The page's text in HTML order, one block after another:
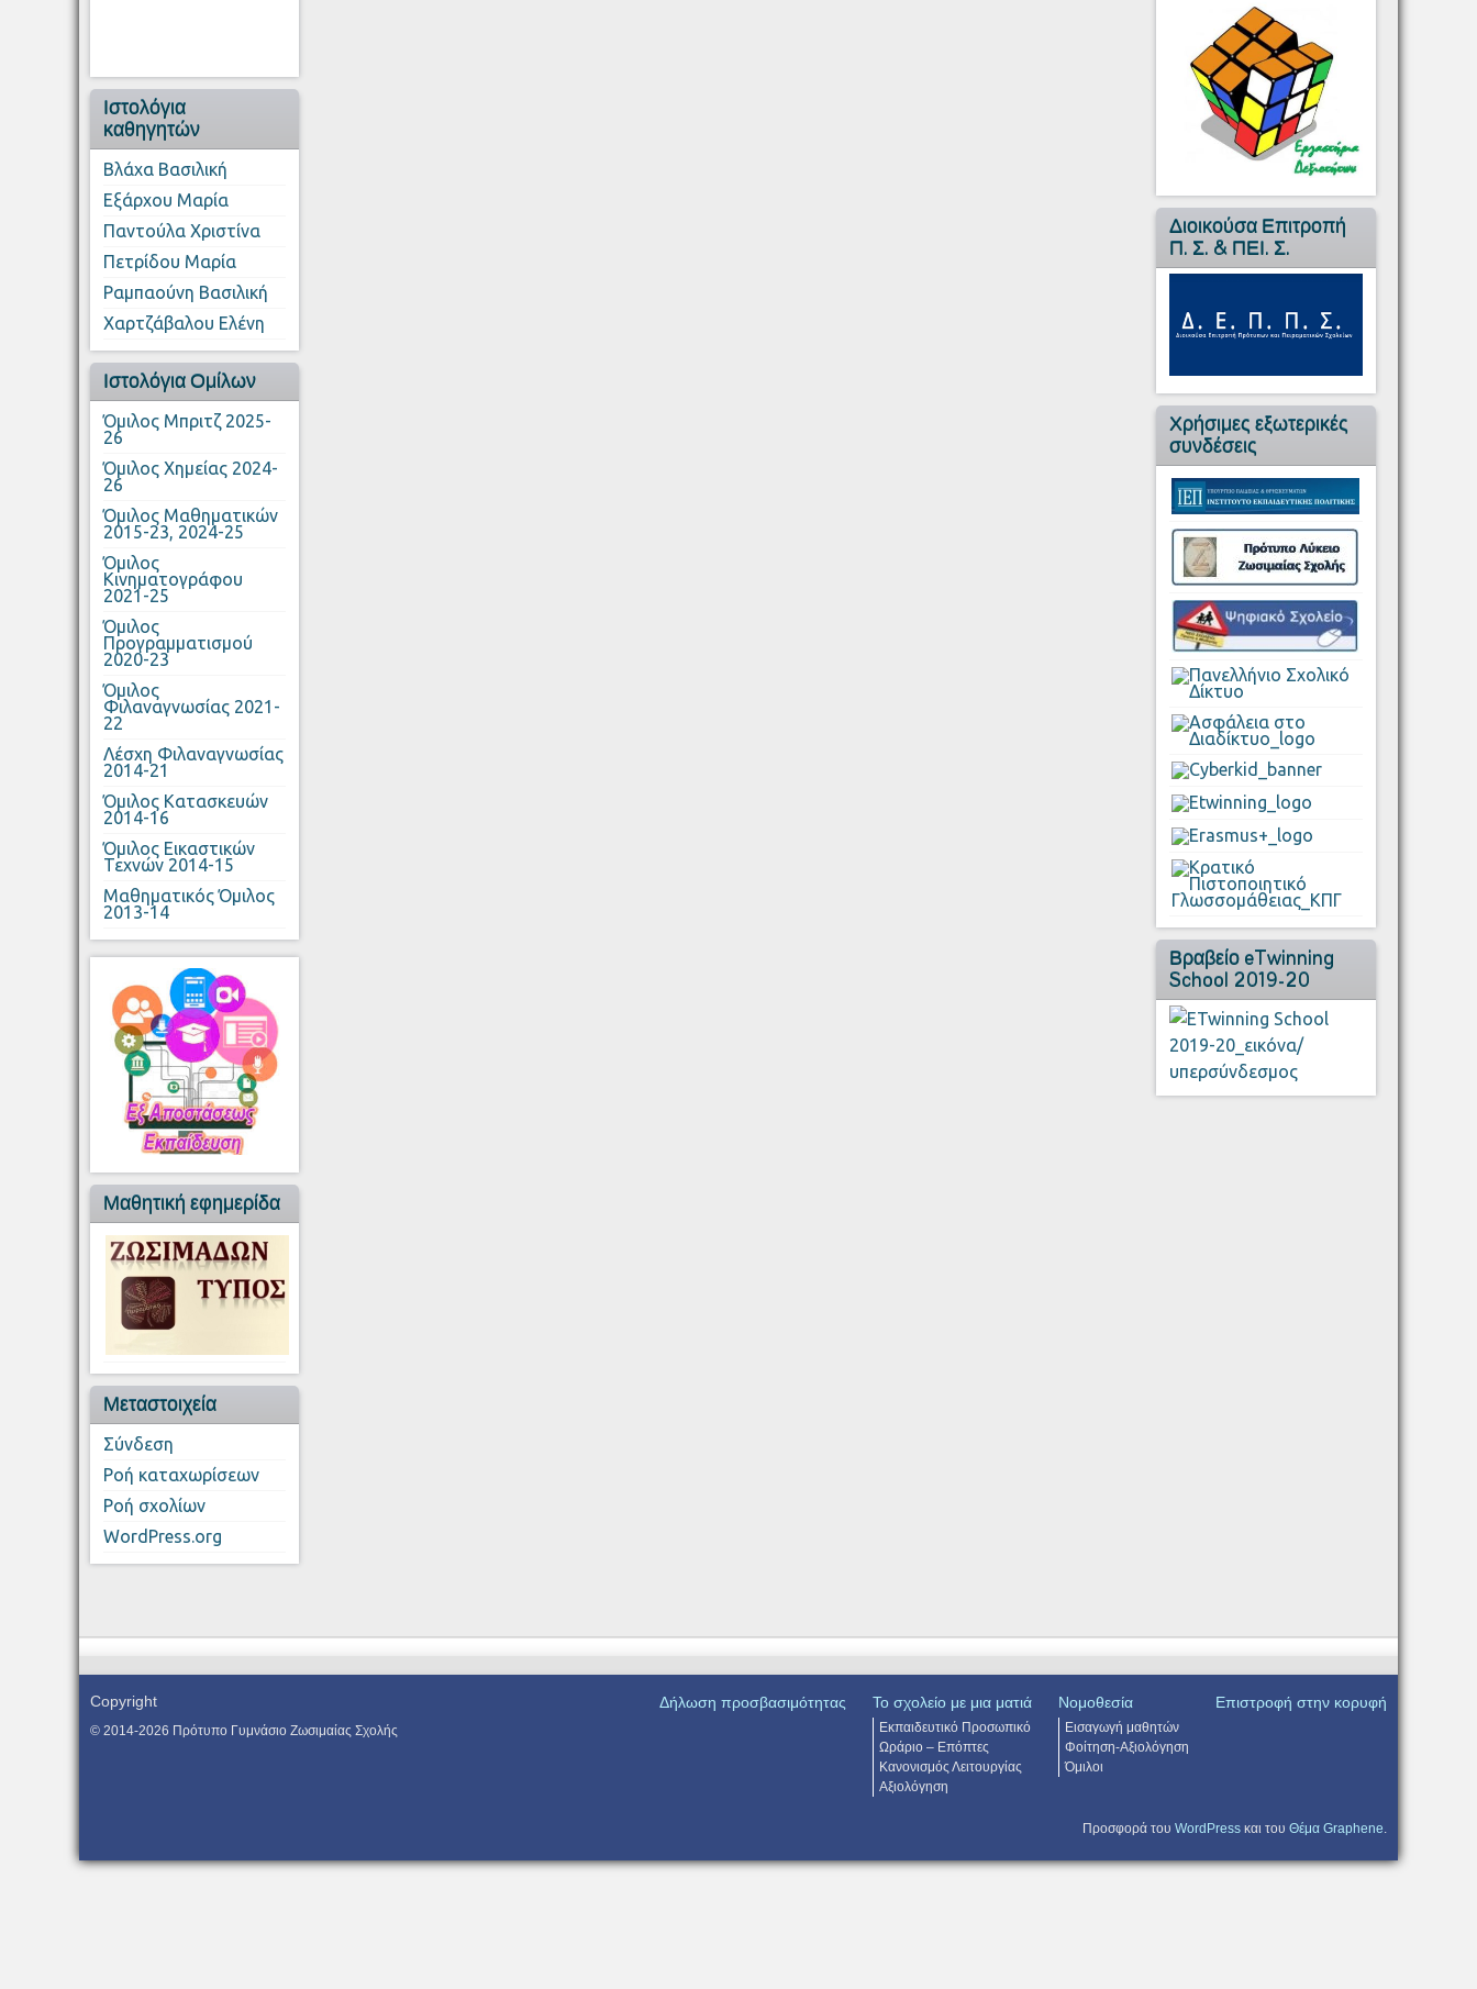
Ιστολόγια
καθηγητών
Βλάχα Βασιλική
Εξάρχου Μαρία
Παντούλα Χριστίνα
Πετρίδου Μαρία
Ραμπαούνη Βασιλική
Χαρτζάβαλου Ελένη
Ιστολόγια Ομίλων
Όμιλος Μπριτζ 2025-
26
Όμιλος Χημείας 2024-
26
Όμιλος Μαθηματικών
2015-23, 2024-25
Όμιλος
Κινηματογράφου
2021-25
Όμιλος
Προγραμματισμού
2020-23
Όμιλος
Φιλαναγνωσίας 2021-
22
Λέσχη Φιλαναγνωσίας
2014-21
Όμιλος Κατασκευών
2014-16
Όμιλος Εικαστικών
Τεχνών 2014-15
Μαθηματικός Όμιλος
2013-14
Μαθητική εφημερίδα
Μεταστοιχεία
Σύνδεση
Ροή καταχωρίσεων
Ροή σχολίων
WordPress.org
Διοικούσα Επιτροπή
Π. Σ. & ΠΕΙ. Σ.
Χρήσιμες εξωτερικές
συνδέσεις
Βραβείο eTwinning
School 2019-20
Copyright
© 2014-2026 Πρότυπο Γυμνάσιο Ζωσιμαίας Σχολής
Δήλωση προσβασιμότητας Το σχολείο με μια ματιά
Εκπαιδευτικό Προσωπικό
Ωράριο – Επόπτες
Κανονισμός Λειτουργίας
Αξιολόγηση
Νομοθεσία
Εισαγωγή μαθητών
Φοίτηση-Αξιολόγηση
Όμιλοι
Επιστροφή στην κορυφή
Προσφορά του WordPress και του Θέμα Graphene